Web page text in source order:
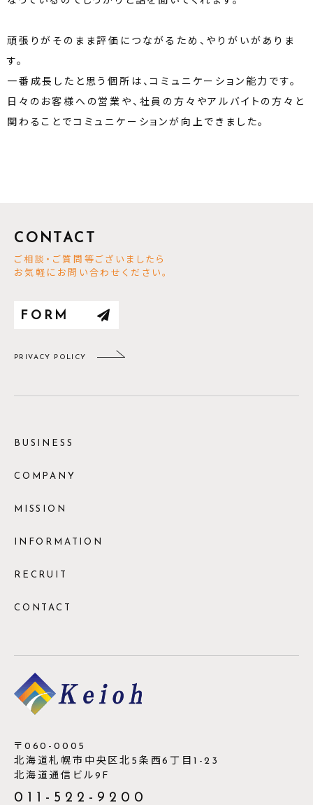
頑張りがそのまま評価につながるため、やりがいがありま
す。
一番成長したと思う個所は、コミュニケーション能力です。
日々のお客様への営業や、社員の方々やアルバイトの方々と
関わることでコミュニケーションが向上できました。
CONTACT
ご相談・ご質問等ございましたら
お気軽にお問い合わせください。
FORM
PRIVACY POLICY
BUSINESS
COMPANY
MISSION
INFORMATION
RECRUIT
CONTACT
〒060-0005
北海道札幌市中央区北5条西6丁目1-23
北海道通信ビル9F
011-522-9200